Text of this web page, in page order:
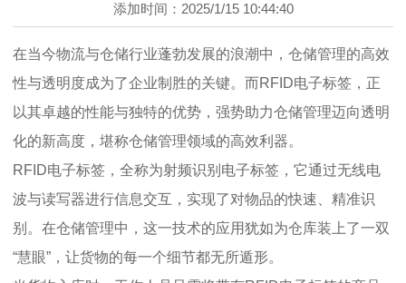
添加时间：2025/1/15 10:44:40
在当今物流与仓储行业蓬勃发展的浪潮中，仓储管理的高效
性与透明度成为了企业制胜的关键。而RFID电子标签，正
以其卓越的性能与独特的优势，强势助力仓储管理迈向透明
化的新高度，堪称仓储管理领域的高效利器。
RFID电子标签，全称为射频识别电子标签，它通过无线电
波与读写器进行信息交互，实现了对物品的快速、精准识
别。在仓储管理中，这一技术的应用犹如为仓库装上了一双
“慧眼”，让货物的每一个细节都无所遁形。